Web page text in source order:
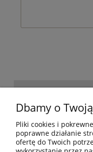
Dbamy o
Pliki cookies i
poprawne działanie
ofertę do Twoich